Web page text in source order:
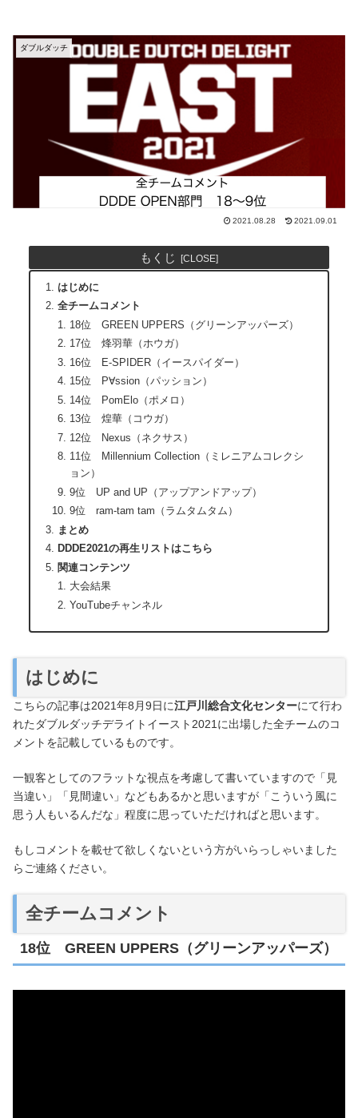
ダブルダッチ
2021.08.28 2021.09.01
もくじ
はじめに
全チームコメント
18位 GREEN UPPERS（グリーンアッパーズ）
17位 烽羽華（ホウガ）
16位 E-SPIDER（イースパイダー）
15位 P∀ssion（パッション）
14位 PomElo（ポメロ）
13位 煌華（コウガ）
12位 Nexus（ネクサス）
11位 Millennium Collection（ミレニアムコレクシ
ョン）
9位 UP and UP（アップアンドアップ）
9位 ram-tam tam（ラムタムタム）
まとめ
DDDE2021の再生リストはこちら
関連コンテンツ
大会結果
YouTubeチャンネル
はじめに
こちらの記事は2021年8月9日に江戸川総合文化センターにて行わ
れたダブルダッチデライトイースト2021に出場した全チームのコ
メントを記載しているものです。
一観客としてのフラットな視点を考慮して書いていますので「見
当違い」「見間違い」などもあるかと思いますが「こういう風に
思う人もいるんだな」程度に思っていただければと思います。
もしコメントを載せて欲しくないという方がいらっしゃいました
らご連絡ください。
全チームコメント
18位 GREEN UPPERS（グリーンアッパーズ）